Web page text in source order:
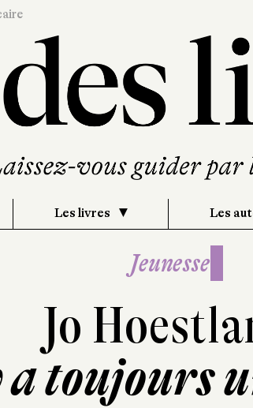
Les livres Les
Jeunesse
Jo
toujours